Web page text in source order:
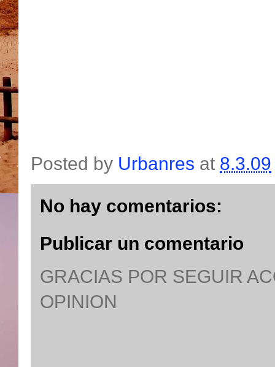
Posted by Urbanres at 8.3.09
No hay comentarios:
Publicar un comentario
GRACIAS POR SEGUIR
OPINION